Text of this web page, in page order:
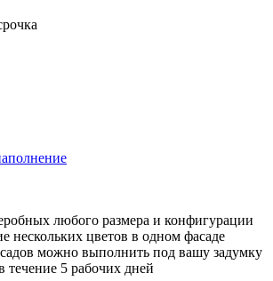
любого размера и конфигурации
нескольких цветов в одном фасаде
можно выполнить под вашу задумку
течение 5 рабочих дней